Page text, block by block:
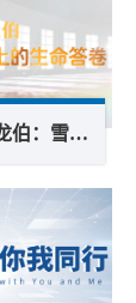
红色军医彭龙伯：雪山之上的生命答卷